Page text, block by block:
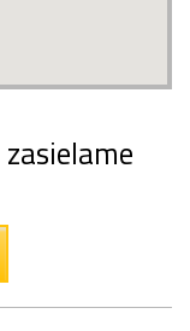
zasielame